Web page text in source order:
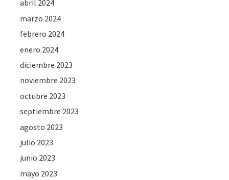
abril 2024
marzo 2024
febrero 2024
enero 2024
diciembre 2023
noviembre 2023
octubre 2023
septiembre 2023
agosto 2023
julio 2023
junio 2023
mayo 2023